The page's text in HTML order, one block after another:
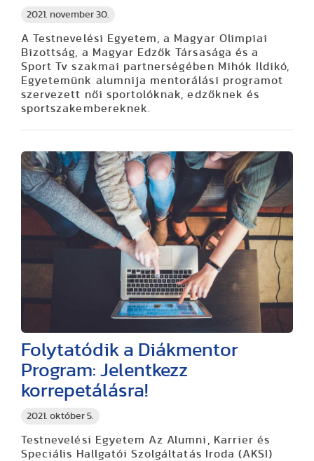
2021. november 30.
A Testnevelési Egyetem, a Magyar Olimpiai
Bizottság, a Magyar Edzők Társasága és a
Sport Tv szakmai partnerségében Mihók Ildikó,
Egyetemünk alumnija mentorálási programot
szervezett női sportolóknak, edzőknek és
sportszakembereknek.
2021. október 5.
Folytatódik a Diákmentor
Program: Jelentkezz
korrepetálásra!
Testnevelési Egyetem Az Alumni, Karrier és
Speciális Hallgatói Szolgáltatás Iroda (AKSI)